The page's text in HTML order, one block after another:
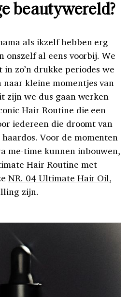
beautywereld?
als ikzelf hebben erg
onszelf al eens voorbij. We
zo’n drukke periodes we
kleine momentjes van
zijn we dus gaan werken
Hair Routine die een
iedereen die droomt van
Voor de momenten
me-time kunnen inbouwen,
Hair Routine met
NR. 04 Ultimate Hair Oil,
zijn.